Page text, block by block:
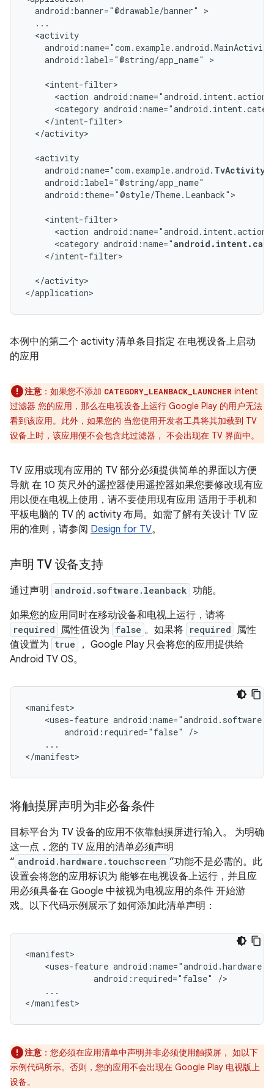
android:banner="@drawable/banner"
android:label="@string/app_name" >
<action
<category
</activity>
android:name="com.example.android. TvActivity
android:theme="@style/Theme.Leanback">
<action
<category android:name="
</intent-filter>
</activity>
</application>
本例中的第二个 activity 清单条目指定 在电视设备上启动
的应用
注意 ：如果您不添加 CATEGORY_LEANBACK_LAUNCHER intent
过滤器 您的应用，那么在电视设备上运行 Google Play 的用户无法
看到该应用。此外，如果您的 当您使用开发者工具将其加载到 TV
设备上时，该应用便不会包含此过滤器， 不会出现在 TV 界面中。
TV 应用或现有应用的 TV 部分必须提供简单的界面以方便
导航 在 10 英尺外的遥控器使用遥控器如果您要修改现有应
用以便在电视上使用，请不要使用现有应用 适用于手机和
平板电脑的 TV 的 activity 布局。如需了解有关设计 TV 应
用的准则，请参阅 Design for TV。
声明 TV 设备支持
通过声明 android.software.leanback 功能。
如果您的应用同时在移动设备和电视上运行，请将
required 属性值设为 false 。如果将 required 属性
值设置为 true
， Google Play 只会将您的应用提供给
Android TV OS。
<uses-feature
android:required="false"
...
</manifest>
将触摸屏声明为非必备条件
目标平台为 TV 设备的应用不依靠触摸屏进行输入。 为明确
这一点，您的 TV 应用的清单必须声明
“ android.hardware.touchscreen ”功能不是必需的。此
设置会将您的应用标识为 能够在电视设备上运行，并且应
用必须具备在 Google 中被视为电视应用的条件 开始游
戏。以下代码示例展示了如何添加此清单声明：
<uses-feature
android:required="false"
...
</manifest>
注意 ：您必须在应用清单中声明并非必须使用触摸屏， 如以下
示例代码所示。否则，您的应用不会出现在 Google Play 电视版上
设备。